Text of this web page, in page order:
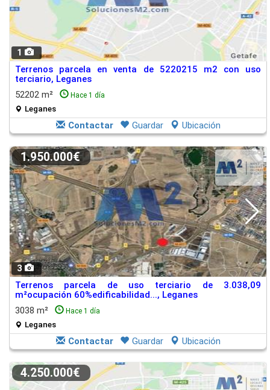
1
Terrenos parcela en venta de 5220215 m2 con uso
terciario, Leganes
52202 m²
Hace 1 día
Leganes
Contactar Guardar Ubicación
3
1.950.000€
Terrenos parcela de uso terciario de 3.038,09
m²ocupación 60%edificabilidad..., Leganes
3038 m²
Hace 1 día
Leganes
Contactar Guardar Ubicación
4.250.000€